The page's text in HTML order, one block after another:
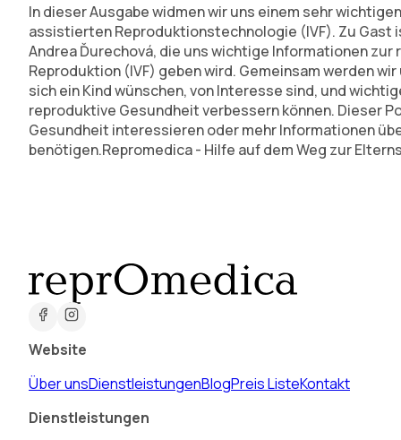
In dieser Ausgabe widmen wir uns einem sehr
assistierten Reproduktionstechnologie (IVF). Zu Gast
Andrea Ďurechová, die uns wichtige Informationen
Reproduktion (IVF) geben wird. Gemeinsam werden
sich ein Kind wünschen, von Interesse sind, und
reproduktive Gesundheit verbessern können. Dieser
Gesundheit interessieren oder mehr Informationen
benötigen.Repromedica - Hilfe auf dem Weg zur
Website
Über unsDienstleistungenBlogPreis ListeKontakt
Dienstleistungen